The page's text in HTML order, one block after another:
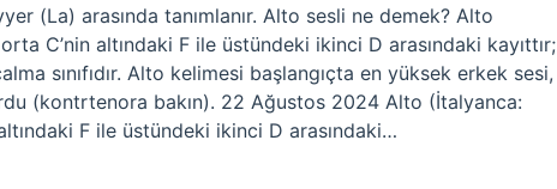
(La) arasında tanımlanır. Alto sesli ne demek? Alto
C’nin altındaki F ile üstündeki ikinci D arasındaki kayıttır;
sınıfıdır. Alto kelimesi başlangıçta en yüksek erkek sesi,
(kontrtenora bakın). 22 Ağustos 2024 Alto (İtalyanca:
F ile üstündeki ikinci D arasındaki…